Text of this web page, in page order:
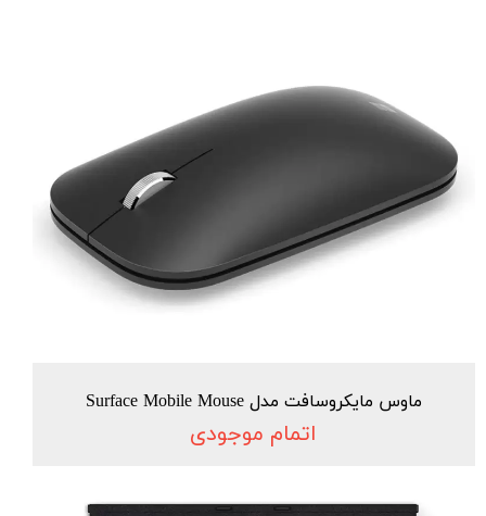
ماوس مایکروسافت مدل Surface Mobile Mouse
اتمام موجودی